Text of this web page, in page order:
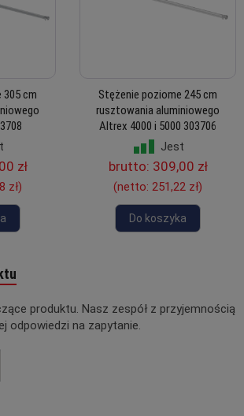
cm
zł
zł)
Stężenie poziome 245 cm
rusztowania aluminiowego
Altrex 4000 i 5000 303706
Jest
brutto: 309,00 zł
(netto: 251,22 zł)
Do koszyka
produktu. Nasz zespół z przyjemnością
odpowiedzi na zapytanie.